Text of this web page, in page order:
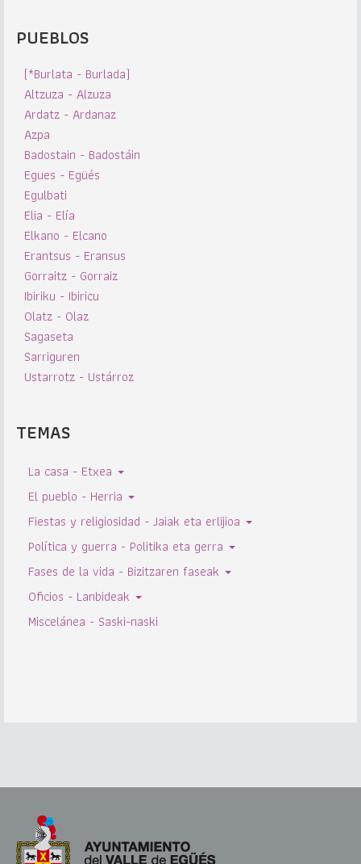
PUEBLOS
(*Burlata - Burlada)
Altzuza - Alzuza
Ardatz - Ardanaz
Azpa
Badostain - Badostáin
Egues - Egüés
Egulbati
Elia - Elía
Elkano - Elcano
Erantsus - Eransus
Gorraitz - Gorraiz
Ibiriku - Ibiricu
Olatz - Olaz
Sagaseta
Sarriguren
Ustarrotz - Ustárroz
TEMAS
La casa - Etxea
El pueblo - Herria
Fiestas y religiosidad - Jaiak eta erlijioa
Política y guerra - Politika eta gerra
Fases de la vida - Bizitzaren faseak
Oficios - Lanbideak
Miscelánea - Saski-naski